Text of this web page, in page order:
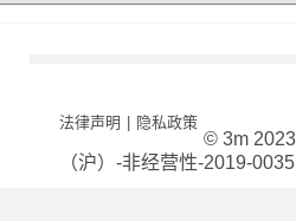
法律声明 | 隐私政策
© 3m
（沪）-非经营性-2019-